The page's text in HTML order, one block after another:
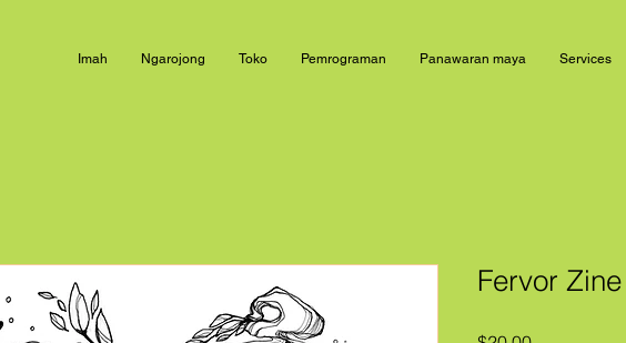
Imah Ngarojong Toko Pemrograman Panawaran maya Services
Fervor Zine